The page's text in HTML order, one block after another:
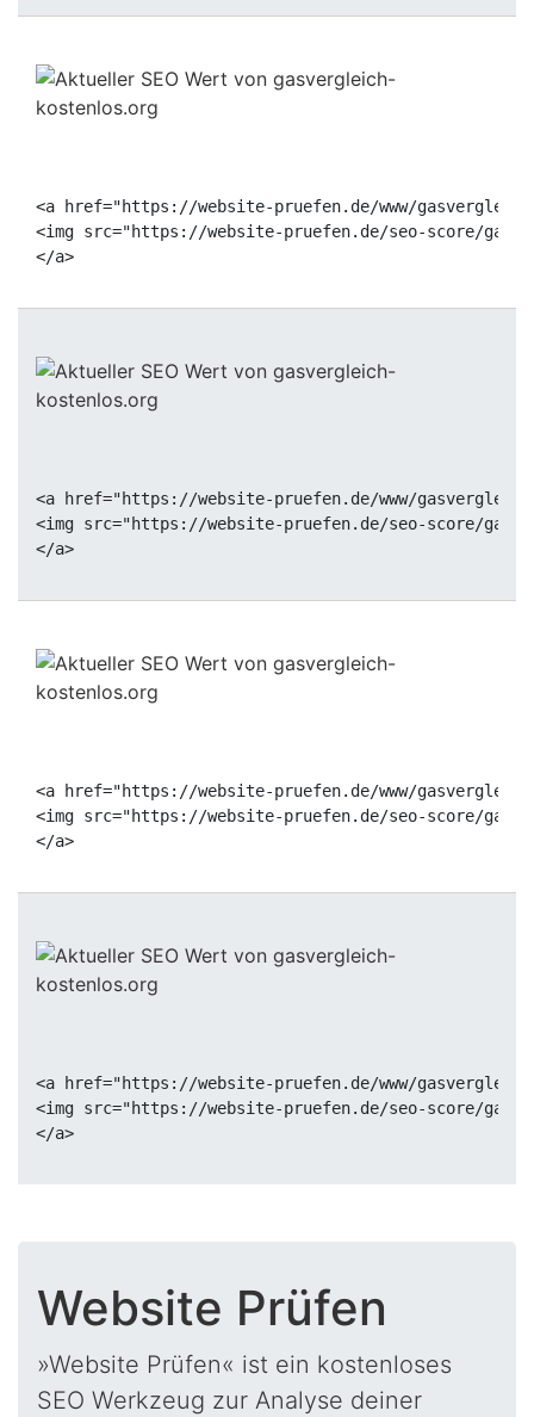
<a href="https://website-pruefen.de/www/
<img src="https://website-pruefen.de/seo-score/
<a href="https://website-pruefen.de/www/
<img src="https://website-pruefen.de/seo-score/
<a href="https://website-pruefen.de/www/
<img src="https://website-pruefen.de/seo-score/
<a href="https://website-pruefen.de/www/
<img src="https://website-pruefen.de/seo-score/
Website Prüfen
»Website Prüfen« ist ein kostenloses
SEO Werkzeug zur Analyse deiner